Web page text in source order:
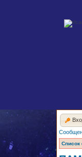
Список